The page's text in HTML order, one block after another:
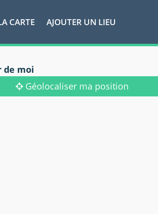
CARTE AJOUTER UN LIEU
de moi
Géolocaliser ma position